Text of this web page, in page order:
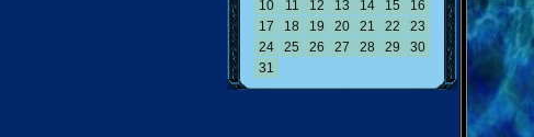
10
11 12 13 14 15
16
17
18 19 20 21 22
23
24
25 26 27 28 29
30
31